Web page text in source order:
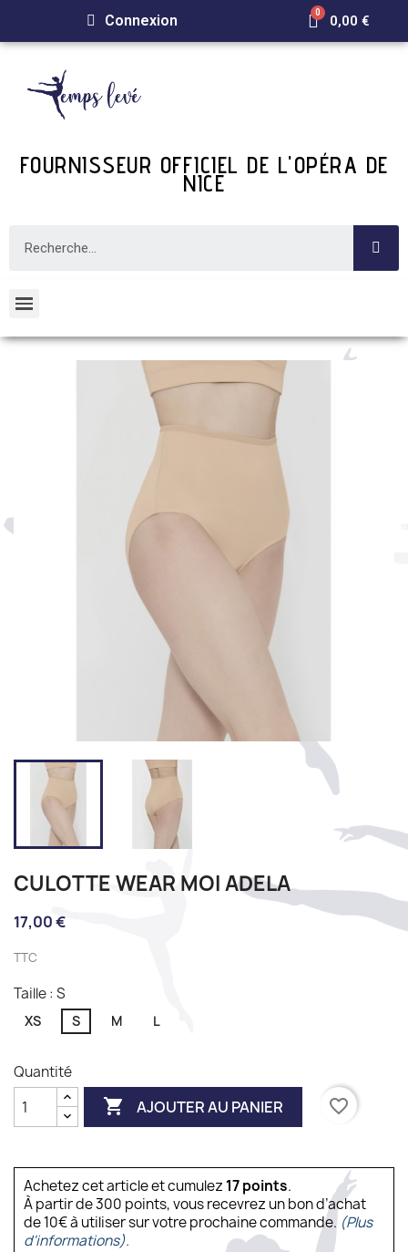
Connexion 0,00 €
FOURNISSEUR OFFICIEL DE L'OPÉRA DE
NICE
CULOTTE WEAR MOI ADELA
17,00 €
TTC
Taille : S
XS S M L
Quantité
 AJOUTER AU PANIER favorite_border
Achetez cet article et cumulez 17points.
À partir de 300 points, vous recevrez un bon d’achat
de 10€ à utiliser sur votre prochaine commande. (Plus
d'informations).